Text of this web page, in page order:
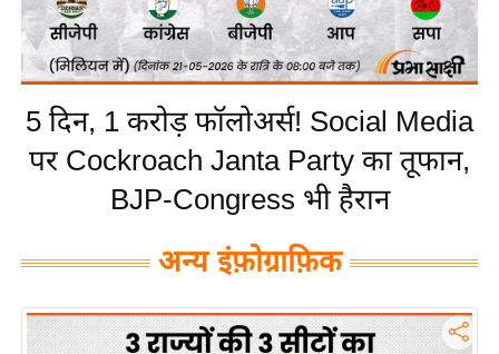
ज़
ने
स
द्यो
ग
शे
ष
5 दिन, 1 करोड़ फॉलोअर्स! Social Media
पर Cockroach Janta Party का तूफान,
BJP-Congress भी हैरान
अन्य इंफ़ोग्राफ़िक